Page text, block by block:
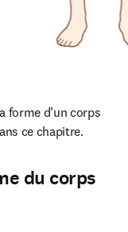
forme d’un corps
ce chapitre.
du corps